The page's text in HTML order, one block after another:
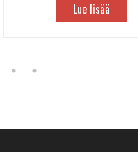
Lue lisää